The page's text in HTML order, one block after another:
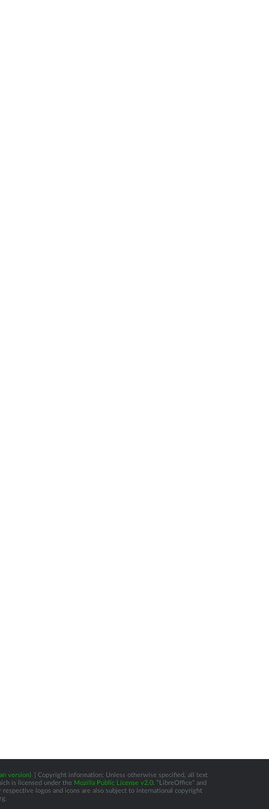
version)
| Copyright information: Unless otherwise specified, all text
is licensed under the Mozilla Public License v2.0. “LibreOffice” and
logos and icons are also subject to international copyright